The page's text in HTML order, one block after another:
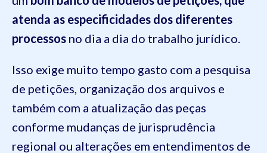
atenda as especificidades dos diferentes
processos no dia a dia do trabalho jurídico.
Isso exige muito tempo gasto com a pesquisa
de petições, organização dos arquivos e
também com a atualização das peças
conforme mudanças de jurisprudência
regional ou alterações em entendimentos de